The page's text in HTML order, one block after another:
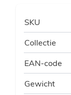
SKU
Collectie
EAN-code
Gewicht